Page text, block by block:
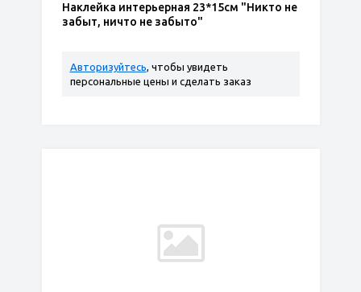
Наклейка интерьерная 23*15см "Никто не
забыт, ничто не забыто"
Авторизуйтесь, чтобы увидеть
персональные цены и сделать заказ